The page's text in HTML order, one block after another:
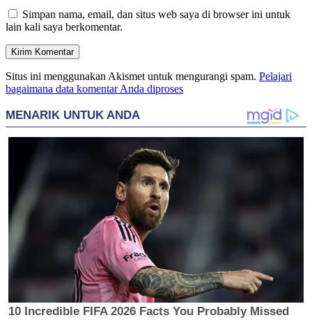
Simpan nama, email, dan situs web saya di browser ini untuk
lain kali saya berkomentar.
Situs ini menggunakan Akismet untuk mengurangi spam. Pelajari
bagaimana data komentar Anda diproses